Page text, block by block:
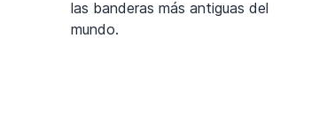
las banderas más antiguas del
mundo.